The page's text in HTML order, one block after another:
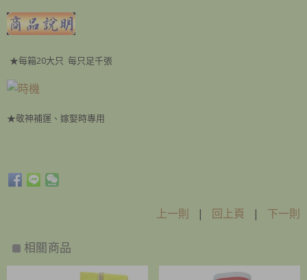
★每箱20大只 每只足千張
★敬神補運、嫁娶時專用
上一則 | 回上頁 | 下一則
相關商品